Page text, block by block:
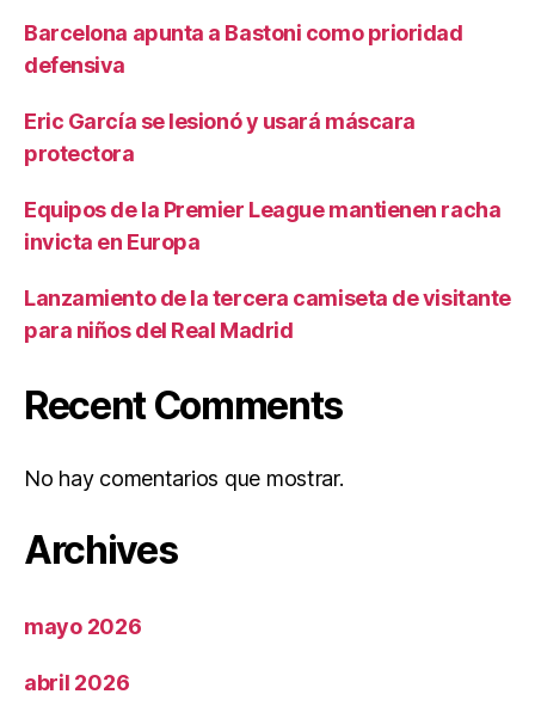
Barcelona apunta a Bastoni como prioridad
defensiva
Eric García se lesionó y usará máscara
protectora
Equipos de la Premier League mantienen racha
invicta en Europa
Lanzamiento de la tercera camiseta de visitante
para niños del Real Madrid
Recent Comments
No hay comentarios que mostrar.
Archives
mayo 2026
abril 2026